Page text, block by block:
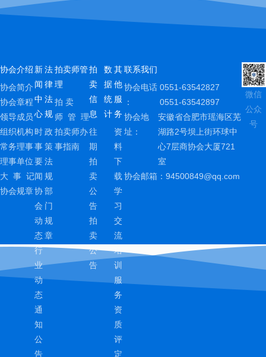
协会介绍
协会简介
协会章程
领导成员
组织机构
常务理事
理事单位
大 事 记
协会规章
新
闻
中
心
时
事
要
闻
协
会
动
态
行
业
动
态
通
知
公
告
法
律
法
规
政
策
法
规
部
门
规
章
拍卖师管
理
拍 卖
师 管 理
拍卖师办
事指南
拍
卖
信
息
往
期
拍
卖
公
告
拍
卖
公
告
数
据
统
计
其
他
服
务
资
料
下
载
学
习
交
流
培
训
服
务
资
质
评
定
联系我们
协会电话
：
0551-63542827
0551-63542897
协会地
址：
安徽省合肥市瑶海区芜
湖路2号坝上街环球中
心7层商协会大厦721
室
协会邮箱： 94500849@qq.com
微信
公众
号